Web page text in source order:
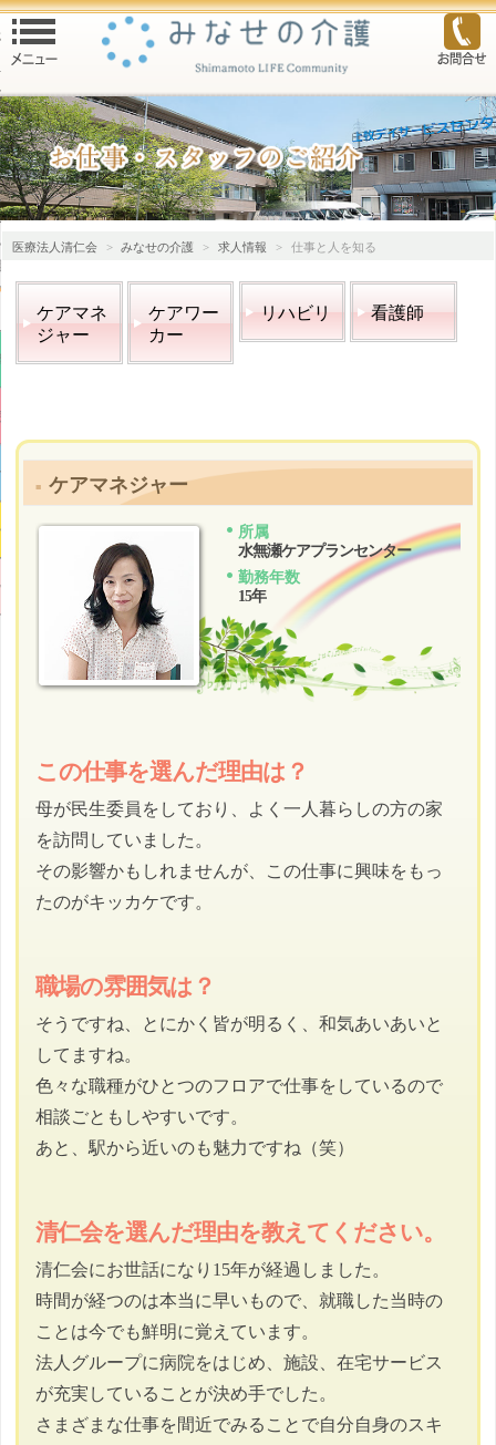
トップ
ビス
ビス
ビス
の方
仁会
医療法人清仁会 > みなせの介護 > 求人情報 > 仕事と人を知る
ケアマネ
ジャー
ケアワー
カー
リハビリ 看護師
ケアマネジャー
所属
水無瀬ケアプランセンター
勤務年数
15年
この仕事を選んだ理由は？
母が民生委員をしており、よく一人暮らしの方の家
を訪問していました。
その影響かもしれませんが、この仕事に興味をもっ
たのがキッカケです。
職場の雰囲気は？
そうですね、とにかく皆が明るく、和気あいあいと
してますね。
色々な職種がひとつのフロアで仕事をしているので
相談ごともしやすいです。
あと、駅から近いのも魅力ですね（笑）
清仁会を選んだ理由を教えてください。
清仁会にお世話になり15年が経過しました。
時間が経つのは本当に早いもので、就職した当時の
ことは今でも鮮明に覚えています。
法人グループに病院をはじめ、施設、在宅サービス
が充実していることが決め手でした。
さまざまな仕事を間近でみることで自分自身のスキ